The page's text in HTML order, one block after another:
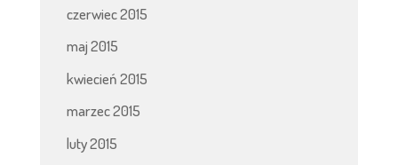
czerwiec 2015
maj 2015
kwiecień 2015
marzec 2015
luty 2015